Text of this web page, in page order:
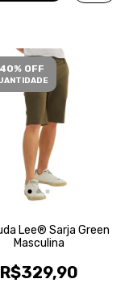
OFF
Lee® Sarja Green
Masculina
R$329,90